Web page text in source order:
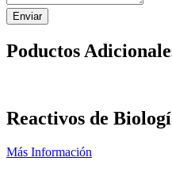
Enviar
Poductos
Reactivos de
Más Información